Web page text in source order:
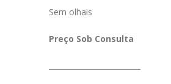
Sem olhais
Preço Sob Consulta